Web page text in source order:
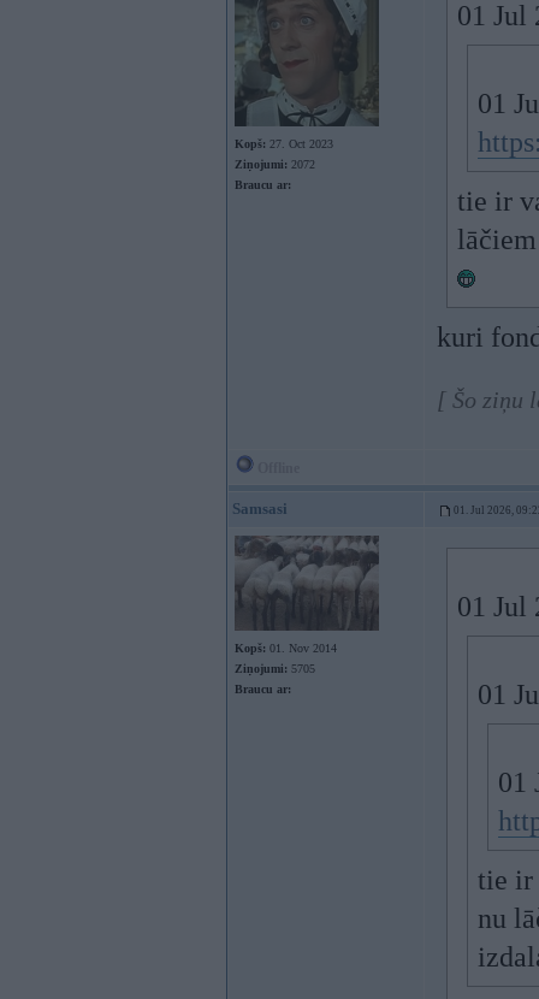
Kopš: 27. Oct 2023
Ziņojumi: 2072
Braucu ar:
01 Jul
01
tie ir
kuri
[ Šo ziņu
Samsasi 01. Jul 2026,
Kopš: 01. Nov 2014
Ziņojumi: 5705
Braucu ar:
01 Jul
01
01
tie ir
nu